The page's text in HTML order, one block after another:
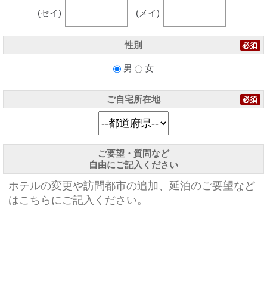
(セイ) (メイ)
性別
男 女
ご自宅所在地
ご要望・質問など
自由にご記入ください